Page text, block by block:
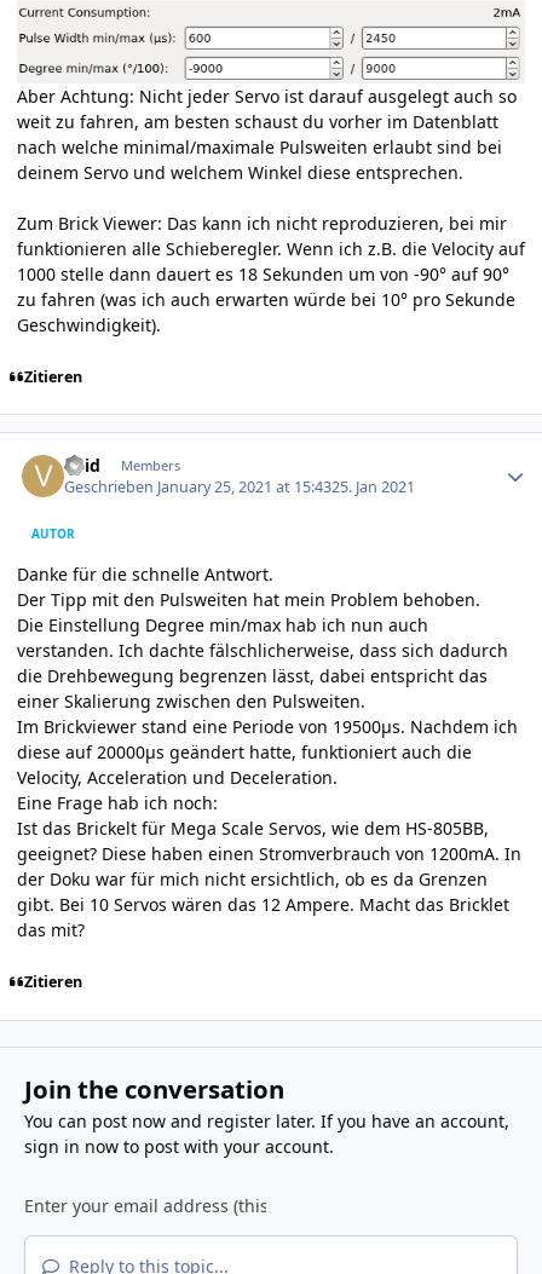
Aber Achtung: Nicht jeder Servo ist darauf ausgelegt auch so
weit zu fahren, am besten schaust du vorher im Datenblatt
nach welche minimal/maximale Pulsweiten erlaubt sind bei
deinem Servo und welchem Winkel diese entsprechen.
Zum Brick Viewer: Das kann ich nicht reproduzieren, bei mir
funktionieren alle Schieberegler. Wenn ich z.B. die Velocity auf
1000 stelle dann dauert es 18 Sekunden um von -90° auf 90°
zu fahren (was ich auch erwarten würde bei 10° pro Sekunde
Geschwindigkeit).
Zitieren
void Members
Geschrieben January 25, 2021 at 15:4325. Jan 2021
AUTOR
Danke für die schnelle Antwort.
Der Tipp mit den Pulsweiten hat mein Problem behoben.
Die Einstellung Degree min/max hab ich nun auch
verstanden. Ich dachte fälschlicherweise, dass sich dadurch
die Drehbewegung begrenzen lässt, dabei entspricht das
einer Skalierung zwischen den Pulsweiten.
Im Brickviewer stand eine Periode von 19500µs. Nachdem ich
diese auf 20000µs geändert hatte, funktioniert auch die
Velocity, Acceleration und Deceleration.
Eine Frage hab ich noch:
Ist das Brickelt für Mega Scale Servos, wie dem HS-805BB,
geeignet? Diese haben einen Stromverbrauch von 1200mA. In
der Doku war für mich nicht ersichtlich, ob es da Grenzen
gibt. Bei 10 Servos wären das 12 Ampere. Macht das Bricklet
das mit?
Zitieren
Join the conversation
You can post now and register later. If you have an account,
sign in nowto post with your account.
Reply to this topic...